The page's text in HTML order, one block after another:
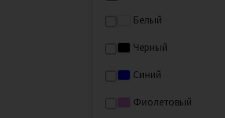
Белый
Черный
Синий
Фиолетовый